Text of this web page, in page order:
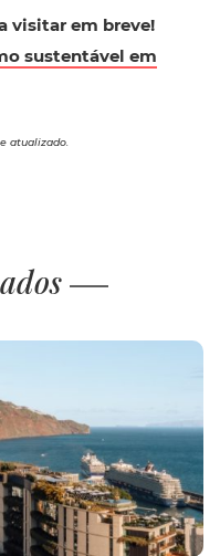
visitar em breve!
sustentável em
atualizado.